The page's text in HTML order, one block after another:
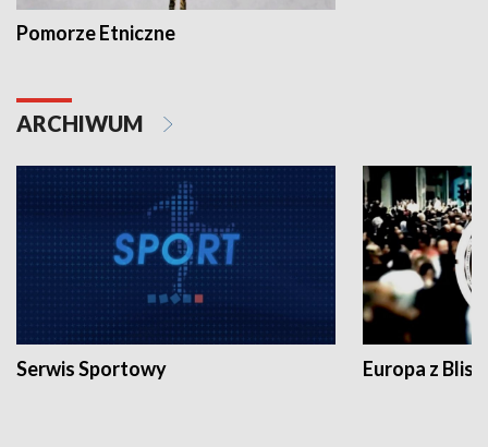
Pomorze Etniczne
ARCHIWUM
Serwis Sportowy Europa z